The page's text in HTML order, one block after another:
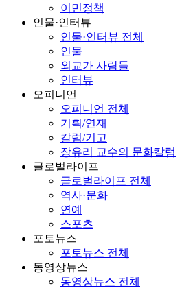
이민정책
인물·인터뷰
인물·인터뷰 전체
인물
외교가 사람들
인터뷰
오피니언
오피니언 전체
기획/연재
칼럼/기고
장유리 교수의 문화칼럼
글로벌라이프
글로벌라이프 전체
역사·문화
연예
스포츠
포토뉴스
포토뉴스 전체
동영상뉴스
동영상뉴스 전체